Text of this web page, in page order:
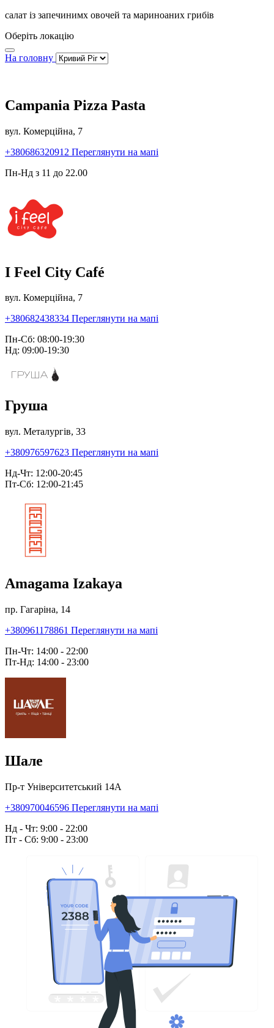
салат із запечинимх овочей та мариноаних грибів
Оберіть локацію
На головну
Campania Pizza Pasta
вул. Комерційна, 7
+380686320912 Переглянути на мапі
Пн-Нд з 11 до 22.00
I Feel City Café
вул. Комерційна, 7
+380682438334 Переглянути на мапі
Пн-Сб: 08:00-19:30
Нд: 09:00-19:30
Груша
вул. Металургів, 33
+380976597623 Переглянути на мапі
Нд-Чт: 12:00-20:45
Пт-Сб: 12:00-21:45
Amagama Izakaya
пр. Гагаріна, 14
+380961178861 Переглянути на мапі
Пн-Чт: 14:00 - 22:00
Пт-Нд: 14:00 - 23:00
Шале
Пр-т Університетський 14А
+380970046596 Переглянути на мапі
Нд - Чт: 9:00 - 22:00
Пт - Сб: 9:00 - 23:00